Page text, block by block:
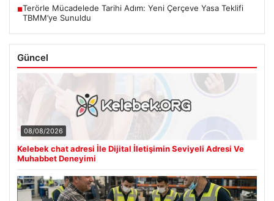
■Terörle Mücadelede Tarihi Adım: Yeni Çerçeve Yasa Teklifi
TBMM’ye Sunuldu
Güncel
08/08/2026
Kelebek chat adresi İle Dijital İletişimin Seviyeli Adresi Ve
Muhabbet Deneyimi